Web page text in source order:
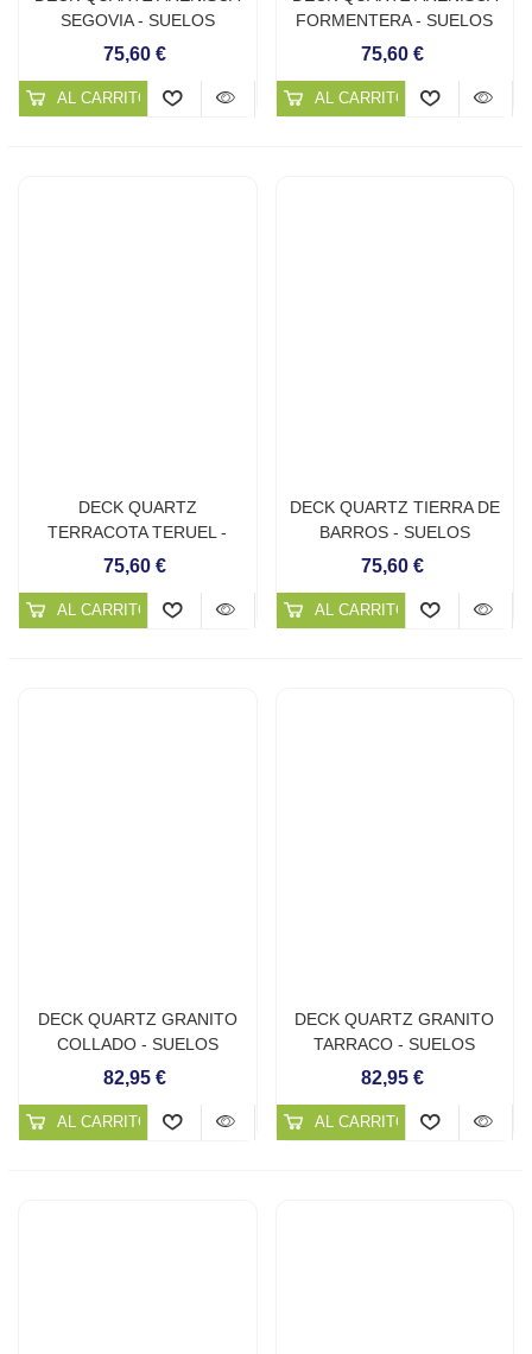
SEGOVIA - SUELOS
CONTINUOS DE CUARZO
75,60 €
AL CARRITO
FORMENTERA - SUELOS
CONTINUOS DE CUARZO
75,60 €
AL CARRITO
DECK QUARTZ
TERRACOTA TERUEL -
SUELOS CONTINUOS DE
75,60 €
AL CARRITO
DECK QUARTZ TIERRA DE
BARROS - SUELOS
CONTINUOS DE CUARZO
75,60 €
AL CARRITO
DECK QUARTZ GRANITO
COLLADO - SUELOS
CONTINUOS DE CUARZO
82,95 €
AL CARRITO
DECK QUARTZ GRANITO
TARRACO - SUELOS
CONTINUOS DE CUARZO
82,95 €
AL CARRITO